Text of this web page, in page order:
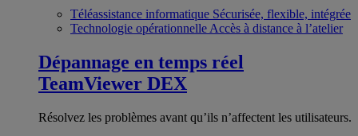
Téléassistance informatique Sécurisée, flexible, intégrée
Technologie opérationnelle Accès à distance à l’atelier
Dépannage en temps réel
TeamViewer DEX
Résolvez les problèmes avant qu’ils n’affectent les utilisateurs.